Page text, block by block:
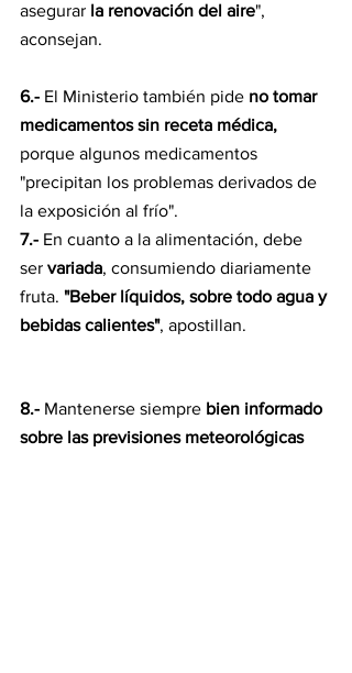
asegurar la renovación del aire",
aconsejan.
6.- El Ministerio también pide no tomar
medicamentos sin receta médica,
porque algunos medicamentos
"precipitan los problemas derivados de
la exposición al frío".
7.- En cuanto a la alimentación, debe
ser variada, consumiendo diariamente
fruta. "Beber líquidos, sobre todo agua y
bebidas calientes", apostillan.
8.- Mantenerse siempre bien informado
sobre las previsiones meteorológicas